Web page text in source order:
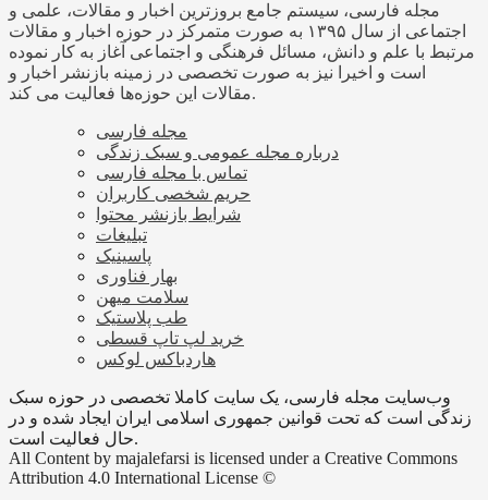
مجله فارسی، سیستم جامع بروزترین اخبار و مقالات، علمی و
اجتماعی از سال ۱۳۹۵ به صورت متمرکز در حوزه اخبار و مقالات
مرتبط با علم و دانش، مسائل فرهنگی و اجتماعی آغاز به کار نموده
است و اخیرا نیز به صورت تخصصی در زمینه بازنشر اخبار و
مقالات این حوزه‌ها فعالیت می کند.
مجله فارسی
درباره مجله عمومی و سبک زندگی
تماس با مجله فارسی
حریم شخصی کاربران
شرایط بازنشر محتوا
تبلیغات
پاسینیک
بهار فناوری
سلامت میهن
طب پلاستیک
خرید لپ تاپ قسطی
هاردباکس لوکس
وب‌سایت مجله فارسی، یک سایت کاملا تخصصی در حوزه سبک
زندگی است که تحت قوانین جمهوری اسلامی ایران ایجاد شده و در
حال فعالیت است.
All Content by majalefarsi is licensed under a Creative Commons
Attribution 4.0 International License ©️